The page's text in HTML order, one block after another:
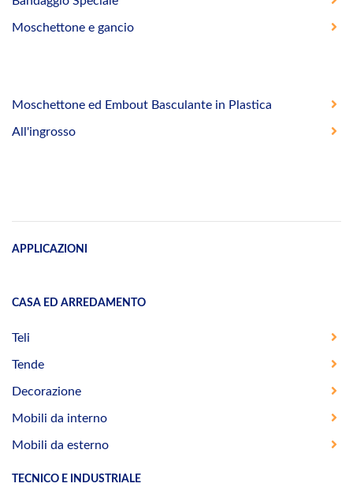
Moschettone e gancio
Moschettone ed Embout Basculante in Plastica
All'ingrosso
APPLICAZIONI
CASA ED ARREDAMENTO
Teli
Tende
Decorazione
Mobili da interno
Mobili da esterno
TECNICO E INDUSTRIALE